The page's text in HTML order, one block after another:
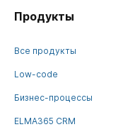
Продукты
Все продукты
Low-code
Бизнес-процессы
ELMA365 CRM